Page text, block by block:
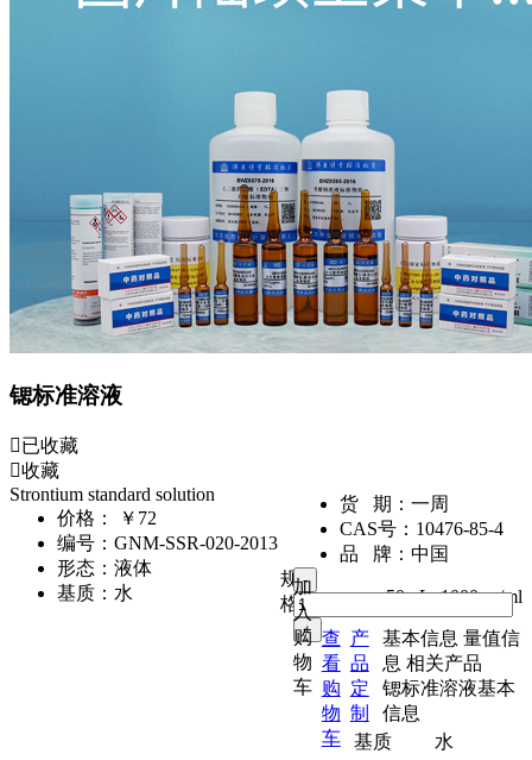
锶标准溶液
已收藏
收藏
Strontium standard solution
价格：
￥72
编号： GNM-SSR-020-2013
形态： 液体
基质： 水
货 期： 一周
CAS号： 10476-85-4
品 牌： 中国
规
格：
50mL,1000μg/ml
加
入
购
物
车
查
看
购
物
车
产
品
定
制
基本信息 量值信
息 相关产品
锶标准溶液基本
信息
基质
水